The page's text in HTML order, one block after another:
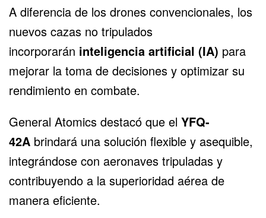
A diferencia de los drones convencionales, los
nuevos cazas no tripulados
incorporarán inteligencia artificial (IA) para
mejorar la toma de decisiones y optimizar su
rendimiento en combate.
General Atomics destacó que el YFQ-
42A brindará una solución flexible y asequible,
integrándose con aeronaves tripuladas y
contribuyendo a la superioridad aérea de
manera eficiente.